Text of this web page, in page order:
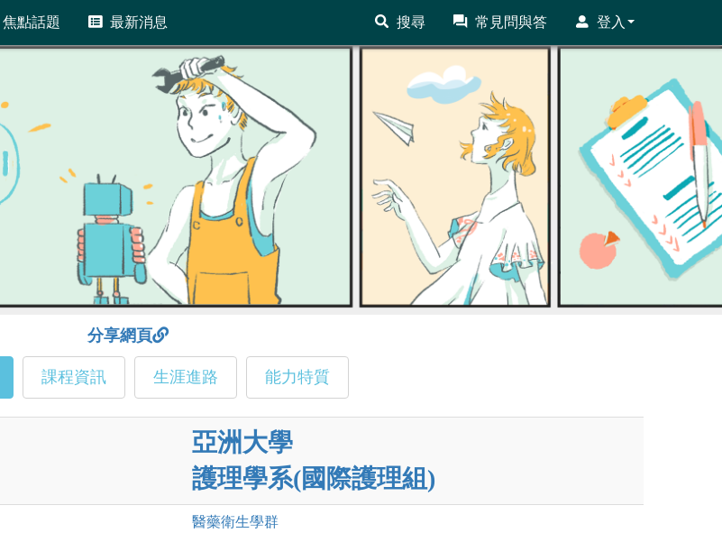
焦點話題 最新消息 搜尋 常見問與答 登入
分享網頁
課程資訊 生涯進路 能力特質
亞洲大學
護理學系(國際護理組)
醫藥衛生學群